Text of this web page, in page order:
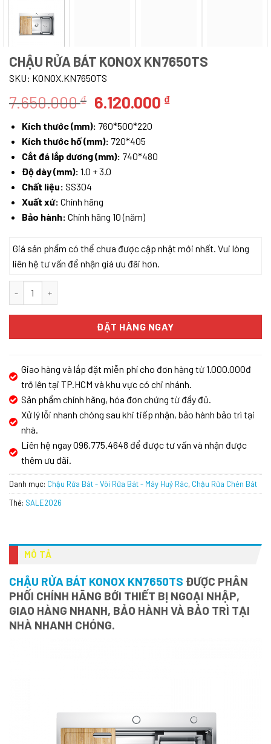
CHẬU RỬA BÁT KONOX KN7650TS
SKU: KONOX.KN7650TS
7.650.000₫ Giá
gốc
là:
7.650.000 ₫.
6.120.000 ₫Giá
Kích thước (mm): 760*500*220
Kích thước hố (mm): 720*405
Cắt đá lắp dương (mm): 740*480
Độ dày (mm): 1.0 + 3.0
Chất liệu: SS304
Xuất xứ: Chính hãng
Bảo hành: Chính hãng 10 (năm)
Giá sản phẩm có thể chưa được cập nhật mới nhất. Vui lòng
liên hệ tư vấn để nhận giá ưu đãi hơn.
ĐẶT HÀNG NGAY
Giao hàng và lắp đặt miễn phí cho đơn hàng từ 1.000.000đ
trở lên tại TP.HCM và khu vực có chi nhánh.
Sản phẩm chính hãng, hóa đơn chứng từ đầy đủ.
Xử lý lỗi nhanh chóng sau khi tiếp nhận, bảo hành bảo trì tại
nhà.
Liên hệ ngay 096.775.4648 để được tư vấn và nhận được
thêm ưu đãi.
Danh mục: Chậu Rửa Bát - Vòi Rửa Bát - Máy Huỷ Rác, Chậu Rửa Chén Bát
Thẻ: SALE2026
MÔ TẢ
CHẬU RỬA BÁT KONOX KN7650TS ĐƯỢC PHÂN
PHỐI CHÍNH HÃNG BỚI THIẾT BỊ NGOẠI NHẬP,
GIAO HÀNG NHANH, BẢO HÀNH VÀ BẢO TRÌ TẠI
NHÀ NHANH CHÓNG.